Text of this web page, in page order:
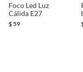
Foco Led Luz
Cálida E27
$59